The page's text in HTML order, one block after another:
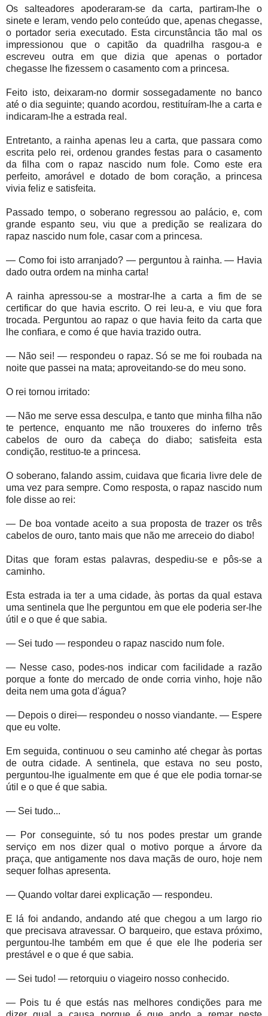
Os salteadores apoderaram-se da carta, partiram-lhe o
sinete e leram, vendo pelo conteúdo que, apenas chegasse,
o portador seria executado. Esta circunstância tão mal os
impressionou que o capitão da quadrilha rasgou-a e
escreveu outra em que dizia que apenas o portador
chegasse lhe fizessem o casamento com a princesa.
Feito isto, deixaram-no dormir sossegadamente no banco
até o dia seguinte; quando acordou, restituíram-lhe a carta e
indicaram-lhe a estrada real.
Entretanto, a rainha apenas leu a carta, que passara como
escrita pelo rei, ordenou grandes festas para o casamento
da filha com o rapaz nascido num fole. Como este era
perfeito, amorável e dotado de bom coração, a princesa
vivia feliz e satisfeita.
Passado tempo, o soberano regressou ao palácio, e, com
grande espanto seu, viu que a predição se realizara do
rapaz nascido num fole, casar com a princesa.
— Como foi isto arranjado? — perguntou à rainha. — Havia
dado outra ordem na minha carta!
A rainha apressou-se a mostrar-lhe a carta a fim de se
certificar do que havia escrito. O rei leu-a, e viu que fora
trocada. Perguntou ao rapaz o que havia feito da carta que
lhe confiara, e como é que havia trazido outra.
— Não sei! — respondeu o rapaz. Só se me foi roubada na
noite que passei na mata; aproveitando-se do meu sono.
O rei tornou irritado:
— Não me serve essa desculpa, e tanto que minha filha não
te pertence, enquanto me não trouxeres do inferno três
cabelos de ouro da cabeça do diabo; satisfeita esta
condição, restituo-te a princesa.
O soberano, falando assim, cuidava que ficaria livre dele de
uma vez para sempre. Como resposta, o rapaz nascido num
fole disse ao rei:
— De boa vontade aceito a sua proposta de trazer os três
cabelos de ouro, tanto mais que não me arreceio do diabo!
Ditas que foram estas palavras, despediu-se e pôs-se a
caminho.
Esta estrada ia ter a uma cidade, às portas da qual estava
uma sentinela que lhe perguntou em que ele poderia ser-lhe
útil e o que é que sabia.
— Sei tudo — respondeu o rapaz nascido num fole.
— Nesse caso, podes-nos indicar com facilidade a razão
porque a fonte do mercado de onde corria vinho, hoje não
deita nem uma gota d'água?
— Depois o direi— respondeu o nosso viandante. — Espere
que eu volte.
Em seguida, continuou o seu caminho até chegar às portas
de outra cidade. A sentinela, que estava no seu posto,
perguntou-lhe igualmente em que é que ele podia tornar-se
útil e o que é que sabia.
— Sei tudo...
— Por conseguinte, só tu nos podes prestar um grande
serviço em nos dizer qual o motivo porque a árvore da
praça, que antigamente nos dava maçãs de ouro, hoje nem
sequer folhas apresenta.
— Quando voltar darei explicação — respondeu.
E lá foi andando, andando até que chegou a um largo rio
que precisava atravessar. O barqueiro, que estava próximo,
perguntou-lhe também em que é que ele lhe poderia ser
prestável e o que é que sabia.
— Sei tudo! — retorquiu o viageiro nosso conhecido.
— Pois tu é que estás nas melhores condições para me